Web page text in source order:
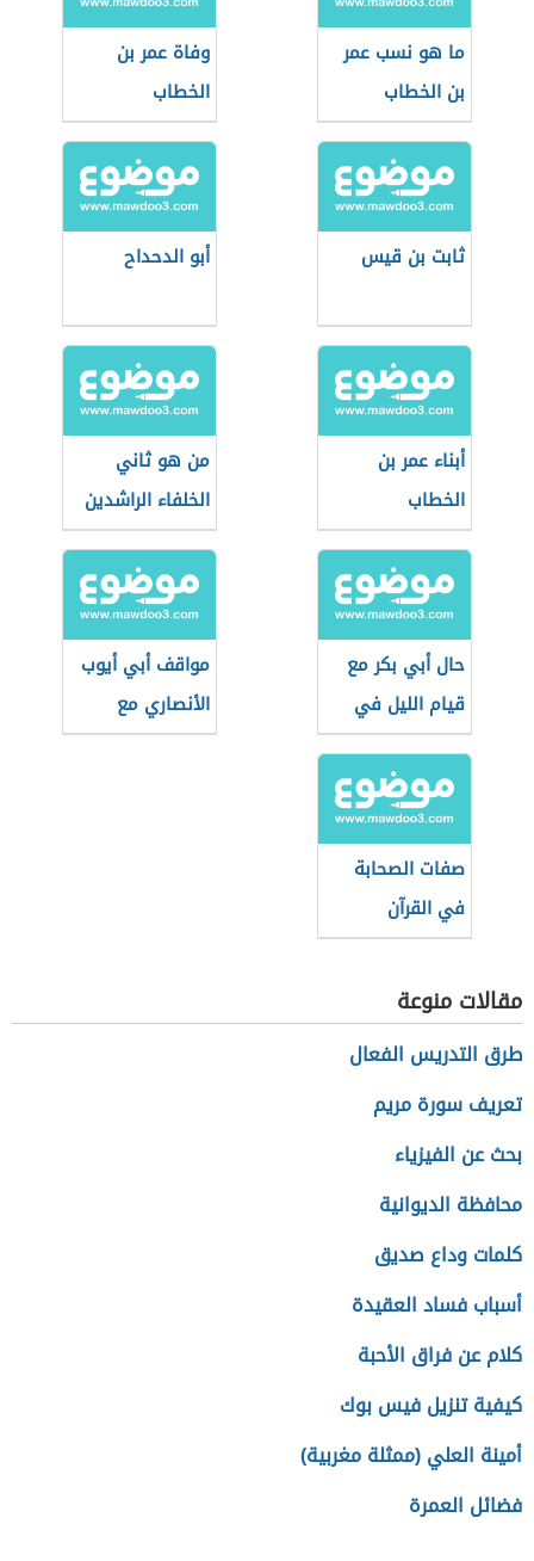
ما هو نسب عمر
بن الخطاب
وفاة عمر بن
الخطاب
ثابت بن قيس أبو الدحداح
أبناء عمر بن
الخطاب
من هو ثاني
الخلفاء الراشدين
حال أبي بكر مع
قيام الليل في
رمضان
مواقف أبي أيوب
الأنصاري مع
الرسول الكريم
صفات الصحابة
في القرآن
مقالات منوعة
طرق التدريس الفعال
تعريف سورة مريم
بحث عن الفيزياء
محافظة الديوانية
كلمات وداع صديق
أسباب فساد العقيدة
كلام عن فراق الأحبة
كيفية تنزيل فيس بوك
أمينة العلي (ممثلة مغربية)
فضائل العمرة